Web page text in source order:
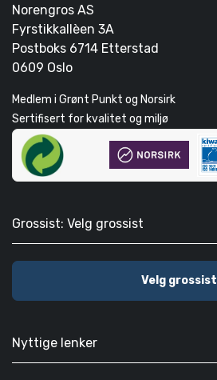
Norengros AS
Fyrstikkallèen 3A
Postboks 6714 Etterstad
0609 Oslo
Medlem i Grønt Punkt og Norsirk
Sertifisert for kvalitet og miljø
Grossist: Velg grossist
Velg grossist
Nyttige lenker